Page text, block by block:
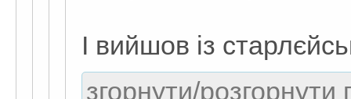
І вийшов із
згорнути/розгорнути